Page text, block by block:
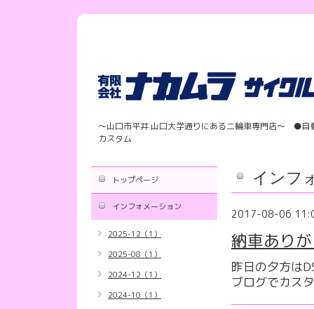
〜山口市平井 山口大学通りにある二輪車専門店〜 ●
カスタム
インフ
2017-08-06
納車あり
昨日の夕方は
ブログでカス
トップページ
インフォメーション
2025-12（1）
2025-08（1）
2024-12（1）
2024-10（1）